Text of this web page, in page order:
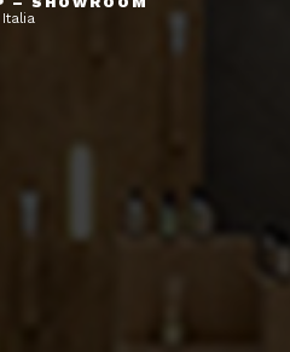
Italia